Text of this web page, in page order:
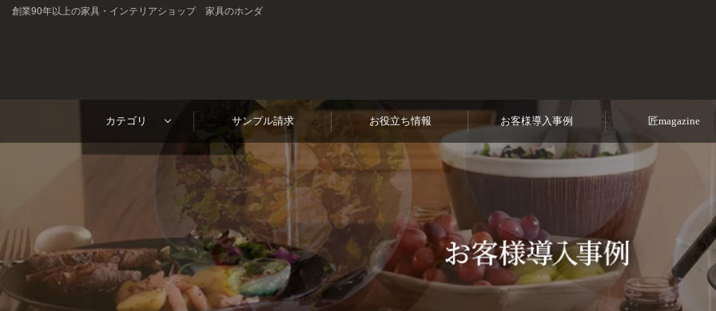
創業90年以上の家具・インテリアショップ 家具のホンダ
テ
ル
マ
ッ
ホテル・レストラン・企業様の大事なテーブルを傷・汚れから守る！
サンプル請求
オーダーサイズ
見積り
請求書対応
短納期
専門家対応
ご注文・ご質問はお気軽にどうぞ
0120-46-5054
netjigyoubu@seneso.jp
受付時間：10:00 - 18:30（日曜定休日）
カテゴリ サンプル請求 お役立ち情報 お客様導入事例 匠magazine